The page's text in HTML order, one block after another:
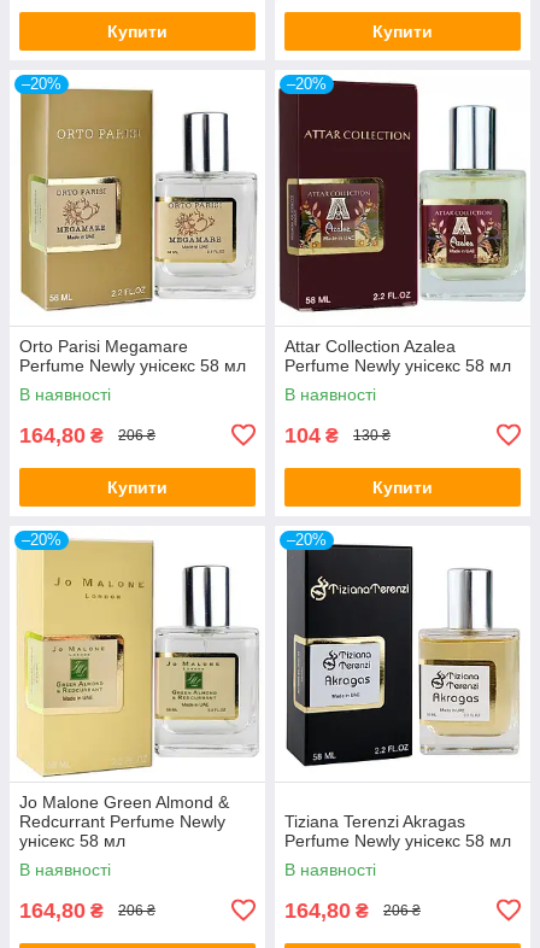
Купити Купити
–20%
Orto Parisi Megamare
Perfume Newly унісекс 58 мл
В наявності
164,80 ₴ 206 ₴
Купити
–20%
Attar Collection Azalea
Perfume Newly унісекс 58 мл
В наявності
104 ₴ 130 ₴
Купити
–20%
Jo Malone Green Almond &
Redcurrant Perfume Newly
унісекс 58 мл
В наявності
164,80 ₴ 206 ₴
–20%
Tiziana Terenzi Akragas
Perfume Newly унісекс 58 мл
В наявності
164,80 ₴ 206 ₴